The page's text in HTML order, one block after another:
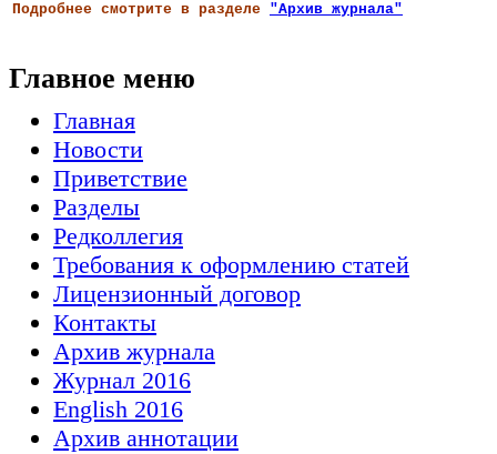
Подробнее смотрите в разделе "Архив журнала"
Главное меню
Главная
Новости
Приветствие
Разделы
Редколлегия
Требования к оформлению статей
Лицензионный договор
Контакты
Архив журнала
Журнал 2016
English 2016
Архив аннотации